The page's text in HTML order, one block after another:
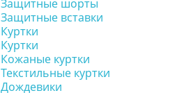
Защитные шорты
Защитные вставки
Куртки
Куртки
Кожаные куртки
Текстильные куртки
Дождевики